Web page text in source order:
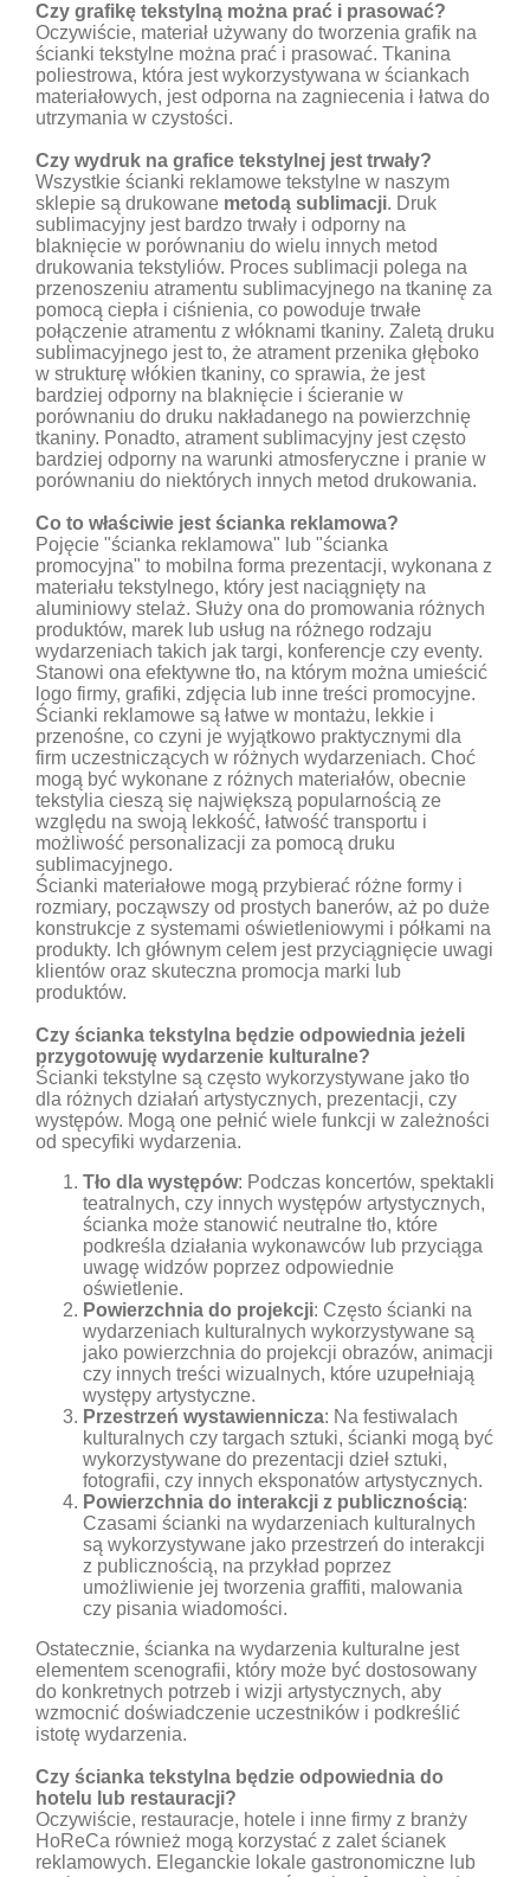
Czy grafikę tekstylną można prać i prasować?
Oczywiście, materiał używany do tworzenia grafik na
ścianki tekstylne można prać i prasować. Tkanina
poliestrowa, która jest wykorzystywana w ściankach
materiałowych, jest odporna na zagniecenia i łatwa do
utrzymania w czystości.
Czy wydruk na grafice tekstylnej jest trwały?
Wszystkie ścianki reklamowe tekstylne w naszym
sklepie są drukowane metodą sublimacji. Druk
sublimacyjny jest bardzo trwały i odporny na
blaknięcie w porównaniu do wielu innych metod
drukowania tekstyliów. Proces sublimacji polega na
przenoszeniu atramentu sublimacyjnego na tkaninę za
pomocą ciepła i ciśnienia, co powoduje trwałe
połączenie atramentu z włóknami tkaniny. Zaletą druku
sublimacyjnego jest to, że atrament przenika głęboko
w strukturę włókien tkaniny, co sprawia, że jest
bardziej odporny na blaknięcie i ścieranie w
porównaniu do druku nakładanego na powierzchnię
tkaniny. Ponadto, atrament sublimacyjny jest często
bardziej odporny na warunki atmosferyczne i pranie w
porównaniu do niektórych innych metod drukowania.
Co to właściwie jest ścianka reklamowa?
Pojęcie "ścianka reklamowa" lub "ścianka
promocyjna" to mobilna forma prezentacji, wykonana z
materiału tekstylnego, który jest naciągnięty na
aluminiowy stelaż. Służy ona do promowania różnych
produktów, marek lub usług na różnego rodzaju
wydarzeniach takich jak targi, konferencje czy eventy.
Stanowi ona efektywne tło, na którym można umieścić
logo firmy, grafiki, zdjęcia lub inne treści promocyjne.
Ścianki reklamowe są łatwe w montażu, lekkie i
przenośne, co czyni je wyjątkowo praktycznymi dla
firm uczestniczących w różnych wydarzeniach. Choć
mogą być wykonane z różnych materiałów, obecnie
tekstylia cieszą się największą popularnością ze
względu na swoją lekkość, łatwość transportu i
możliwość personalizacji za pomocą druku
sublimacyjnego.
Ścianki materiałowe mogą przybierać różne formy i
rozmiary, począwszy od prostych banerów, aż po duże
konstrukcje z systemami oświetleniowymi i półkami na
produkty. Ich głównym celem jest przyciągnięcie uwagi
klientów oraz skuteczna promocja marki lub
produktów.
Czy ścianka tekstylna będzie odpowiednia jeżeli
przygotowuję wydarzenie kulturalne?
Ścianki tekstylne są często wykorzystywane jako tło
dla różnych działań artystycznych, prezentacji, czy
występów. Mogą one pełnić wiele funkcji w zależności
od specyfiki wydarzenia.
Tło dla występów: Podczas koncertów, spektakli
teatralnych, czy innych występów artystycznych,
ścianka może stanowić neutralne tło, które
podkreśla działania wykonawców lub przyciąga
uwagę widzów poprzez odpowiednie
oświetlenie.
Powierzchnia do projekcji: Często ścianki na
wydarzeniach kulturalnych wykorzystywane są
jako powierzchnia do projekcji obrazów, animacji
czy innych treści wizualnych, które uzupełniają
występy artystyczne.
Przestrzeń wystawiennicza: Na festiwalach
kulturalnych czy targach sztuki, ścianki mogą być
wykorzystywane do prezentacji dzieł sztuki,
fotografii, czy innych eksponatów artystycznych.
Powierzchnia do interakcji z publicznością:
Czasami ścianki na wydarzeniach kulturalnych
są wykorzystywane jako przestrzeń do interakcji
z publicznością, na przykład poprzez
umożliwienie jej tworzenia graffiti, malowania
czy pisania wiadomości.
Ostatecznie, ścianka na wydarzenia kulturalne jest
elementem scenografii, który może być dostosowany
do konkretnych potrzeb i wizji artystycznych, aby
wzmocnić doświadczenie uczestników i podkreślić
istotę wydarzenia.
Czy ścianka tekstylna będzie odpowiednia do
hotelu lub restauracji?
Oczywiście, restauracje, hotele i inne firmy z branży
HoReCa również mogą korzystać z zalet ścianek
reklamowych. Eleganckie lokale gastronomiczne lub